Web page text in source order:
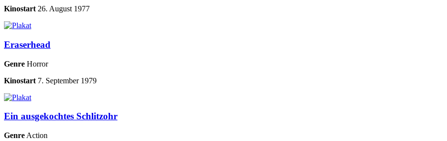
Kinostart 26. August 1977
Eraserhead
Genre Horror
Kinostart 7. September 1979
Ein ausgekochtes Schlitzohr
Genre Action